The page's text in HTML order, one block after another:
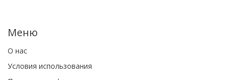
Меню
О нас
Условия использования